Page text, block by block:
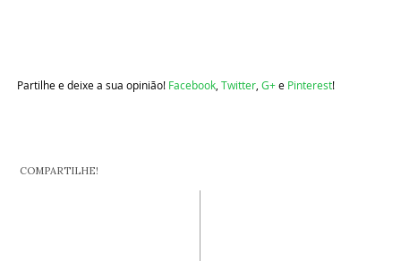
Partilhe e deixe a sua opinião! Facebook Twitter G+e Pinterest!
COMPARTILHE!